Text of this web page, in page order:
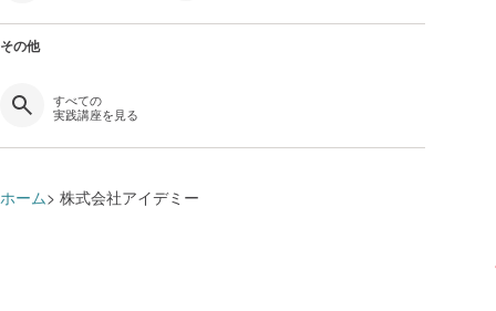
その他
すべての
実践講座を見る
ホーム 株式会社アイデミー